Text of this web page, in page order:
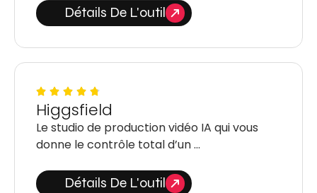
Détails De L'outil
Higgsfield
Le studio de production vidéo IA qui vous
donne le contrôle total d’un …
Détails De L'outil